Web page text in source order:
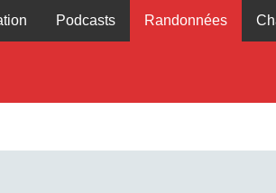
Podcasts Randonnées